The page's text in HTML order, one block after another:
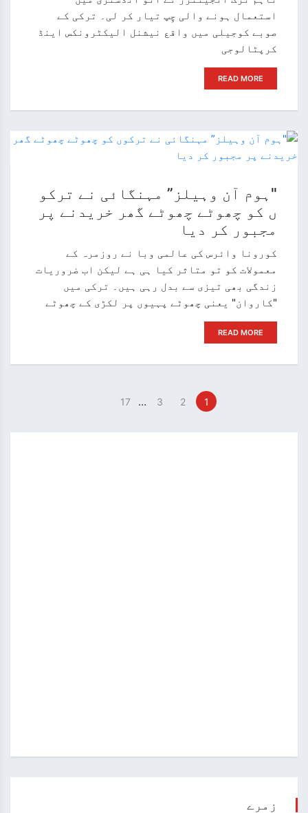
استعمال ہونے والی چِپ تیار کر لی۔ ترکی کے
صوبے کوجیلی میں واقع نیشنل الیکٹرونکس اینڈ
کرپٹالوجی
READ MORE
"ہوم آن وہیلز” مہنگائی نے ترکو
ں کو چھوٹے چھوٹے گھر خریدنے پر
مجبور کر دیا
کورونا وائرس کی عالمی وبا نے روزمرہ کے
معمولات کو تو متاثر کیا ہی ہے لیکن اب ضروریات
زندگی بھی تیزی سے بدل رہی ہیں۔ ترکی میں
"کاروان" یعنی چھوٹے پہیوں پر لکڑی کے چھوٹے
READ MORE
1
2
3
…
17
زمرے